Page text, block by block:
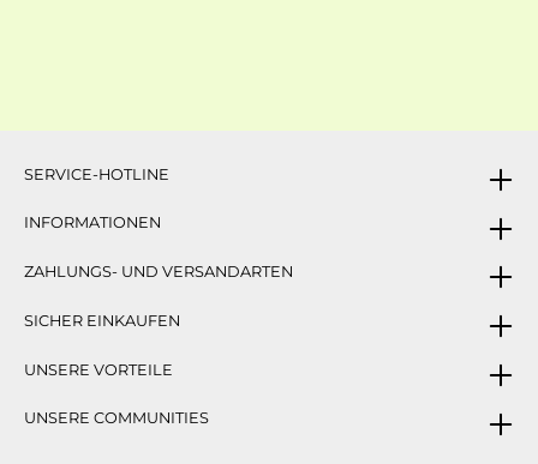
SERVICE-HOTLINE
INFORMATIONEN
ZAHLUNGS- UND VERSANDARTEN
SICHER EINKAUFEN
UNSERE VORTEILE
UNSERE COMMUNITIES